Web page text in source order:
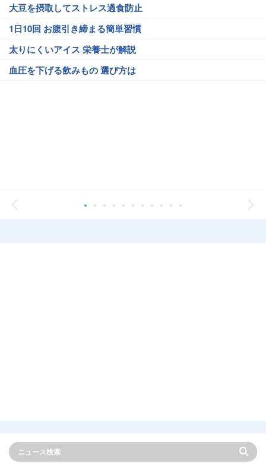
大豆を摂取してストレス過食防止
1日10回 お腹引き締まる簡単習慣
太りにくいアイス 栄養士が解説
血圧を下げる飲みもの 選び方は